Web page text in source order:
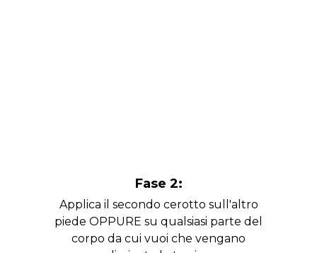
Fase 2:
Applica il secondo cerotto sull'altro
piede OPPURE su qualsiasi parte del
corpo da cui vuoi che vengano